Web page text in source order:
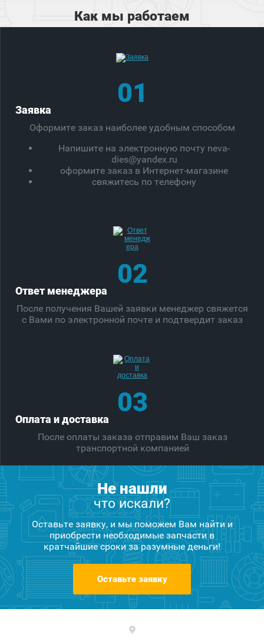
Как мы работаем
01
Заявка
Оформите заказ наиболее удобным способом
Напишите на электронную почту neva-
dies@yandex.ru
оформите заказ в Интернет-магазине
свяжитесь по телефону
02
Ответ менеджера
После получения Вашей заявки менеджер свяжется
с Вами по электронной почте и подтвердит заказ
03
Оплата и доставка
После оплаты заказа отправим Ваш заказ
транспортной компанией
Не нашли
что искали?
Оставьте заявку, и мы поможем Вам найти и
приобрести необходимые запчасти в
кратчайшие сроки за разумные деньги!
Оставьте заявку